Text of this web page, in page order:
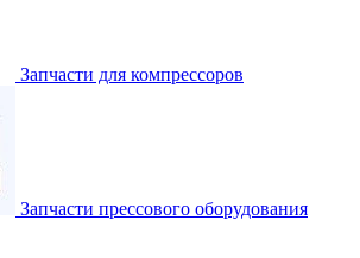
Запчасти для компрессоров
Запчасти прессового оборудования